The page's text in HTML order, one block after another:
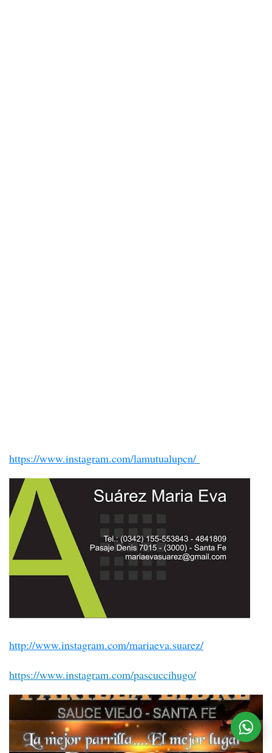
https://www.instagram.com/lamutualupcn/
http://www.instagram.com/mariaeva.suarez/
https://www.instagram.com/pascuccihugo/